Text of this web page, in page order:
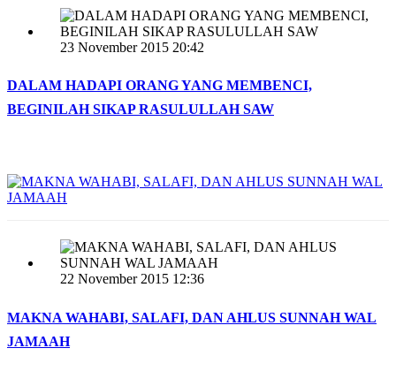
23 November 2015 20:42
DALAM HADAPI ORANG YANG MEMBENCI,
BEGINILAH SIKAP RASULULLAH SAW
22 November 2015 12:36
MAKNA WAHABI, SALAFI, DAN AHLUS SUNNAH WAL
JAMAAH